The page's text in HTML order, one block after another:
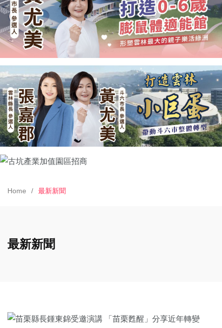
Home 最新新聞
最新新聞